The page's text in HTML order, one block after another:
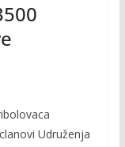
Udruženja